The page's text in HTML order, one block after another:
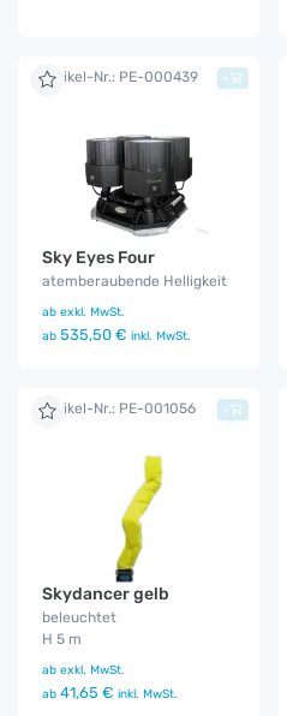
Artikel-Nr.: PE-000439
Sky Eyes Four
atemberaubende Helligkeit
ab exkl. MwSt.
ab 535,50 € inkl. MwSt.
+
Artikel-Nr.: PE-001056
Skydancer gelb
beleuchtet
H 5 m
ab exkl. MwSt.
ab 41,65 € inkl. MwSt.
+